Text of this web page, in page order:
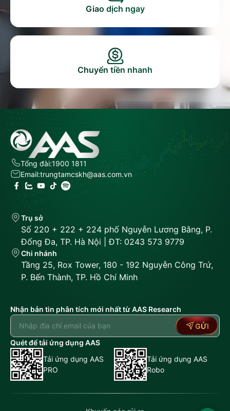
Giao dịch ngay
Chuyển tiền nhanh
Tổng đài:1900 1811
Email:trungtamcskh@aas.com.vn
Trụ sở
Số 220 + 222 + 224 phố Nguyễn Lương Bằng, P.
Đống Đa, TP. Hà Nội | ĐT: 0243 573 9779
Chi nhánh
Tầng 25, Rox Tower, 180 - 192 Nguyễn Công Trứ,
P. Bến Thành, TP. Hồ Chí Minh
Nhận bản tin phân tích mới nhất từ AAS Research
GỬI
Quét để tải ứng dụng AAS
Tải ứng dụng AAS
PRO
Tải ứng dụng AAS
Robo